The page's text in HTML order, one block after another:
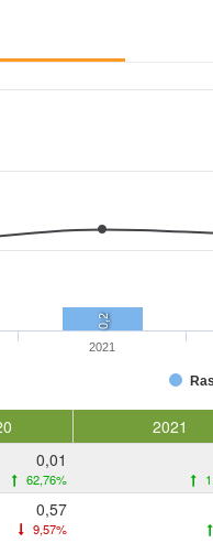
0,2
2021
2021
0,01
62,76%
0,57
9,57%